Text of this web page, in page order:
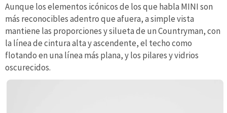
Aunque los elementos icónicos de los que habla MINI son
más reconocibles adentro que afuera, a simple vista
mantiene las proporciones y silueta de un Countryman, con
la línea de cintura alta y ascendente, el techo como
flotando en una línea más plana, y los pilares y vidrios
oscurecidos.